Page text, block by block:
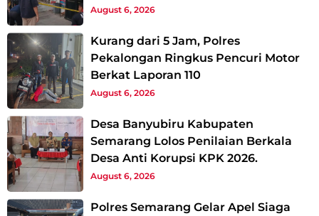
August 6, 2026
Kurang dari 5 Jam, Polres
Pekalongan Ringkus Pencuri Motor
Berkat Laporan 110
August 6, 2026
Desa Banyubiru Kabupaten
Semarang Lolos Penilaian Berkala
Desa Anti Korupsi KPK 2026.
August 6, 2026
Polres Semarang Gelar Apel Siaga